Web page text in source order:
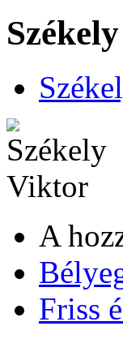
A
Friss